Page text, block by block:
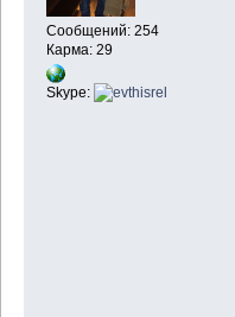
Сообщений: 254
Карма: 29
Skype: